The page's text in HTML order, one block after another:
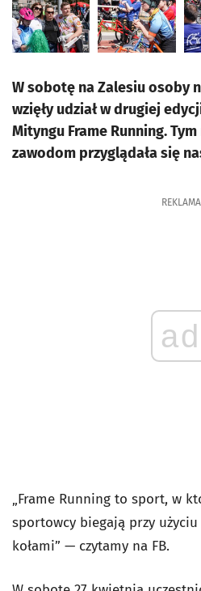
W sobotę na Zalesiu osoby
wzięły udział w drugiej
Mityngu Frame Running.
zawodom przyglądała się
REKLAMA
ad
„Frame Running to sport, w
sportowcy biegają przy
kołami” — czytamy na FB.